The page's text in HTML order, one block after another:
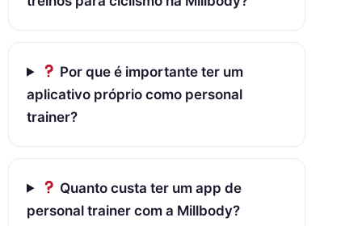
Por que é importante ter um
aplicativo próprio como personal
trainer?
Quanto custa ter um app de
personal trainer com a Millbody?